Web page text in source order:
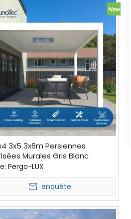
3x5 3x6m Persiennes
Murales Gris Blanc
Pergo-LUX
enquête